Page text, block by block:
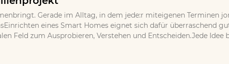
Gerade im Alltag, in dem jede:r miteigenen Terminen
eines Smart Homes eignet sich dafür überraschend
Feld zum Ausprobieren, Verstehen und Entscheiden.Jede Idee